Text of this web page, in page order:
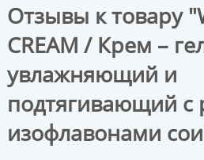
Отзывы к товару
CREAM / Крем –
увлажняющий и
подтягивающий с
изофлавонами